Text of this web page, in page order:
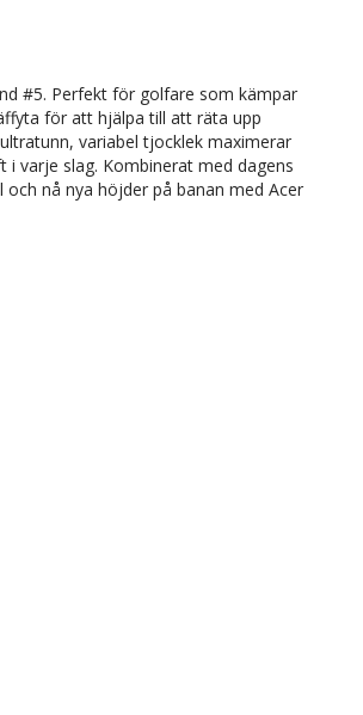
#5. Perfekt för golfare som kämpar
för att hjälpa till att räta upp
variabel tjocklek maximerar
varje slag. Kombinerat med dagens
nå nya höjder på banan med Acer